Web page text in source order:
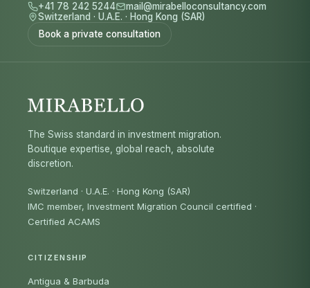
+41 78 242 5244
mail@mirabelloconsultancy.com
Switzerland · U.A.E. · Hong Kong (SAR)
Book a private consultation
The Swiss standard in investment migration.
Boutique expertise, global reach, absolute
discretion.
Switzerland · U.A.E. · Hong Kong (SAR)
IMC member, Investment Migration Council certified ·
Certified ACAMS
CITIZENSHIP
Antigua & Barbuda